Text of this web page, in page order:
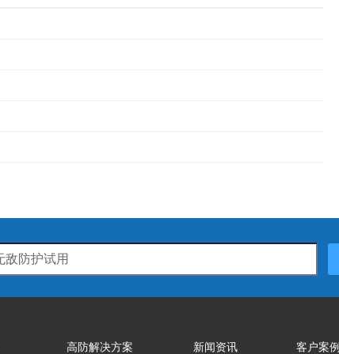
高防解决方案 新闻资讯 客户案例